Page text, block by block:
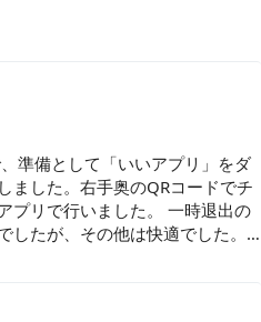
準備として「いいアプリ」をダ
ました。右手奥のQRコードでチ
いました。 一時退出の
たが、その他は快適でした。
快適でした。